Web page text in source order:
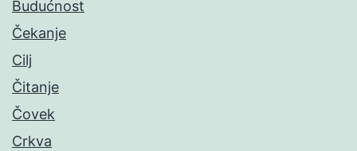
Budućnost
Čekanje
Cilj
Čitanje
Čovek
Crkva